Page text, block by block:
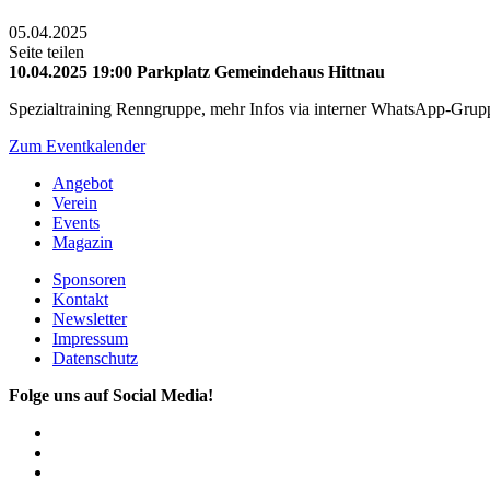
05.04.2025
Seite teilen
10.04.2025 19:00 Parkplatz Gemeindehaus Hittnau
Spezialtraining Renngruppe, mehr Infos via interner WhatsApp-
Zum Eventkalender
Angebot
Verein
Events
Magazin
Sponsoren
Kontakt
Newsletter
Impressum
Datenschutz
Folge uns auf Social Media!